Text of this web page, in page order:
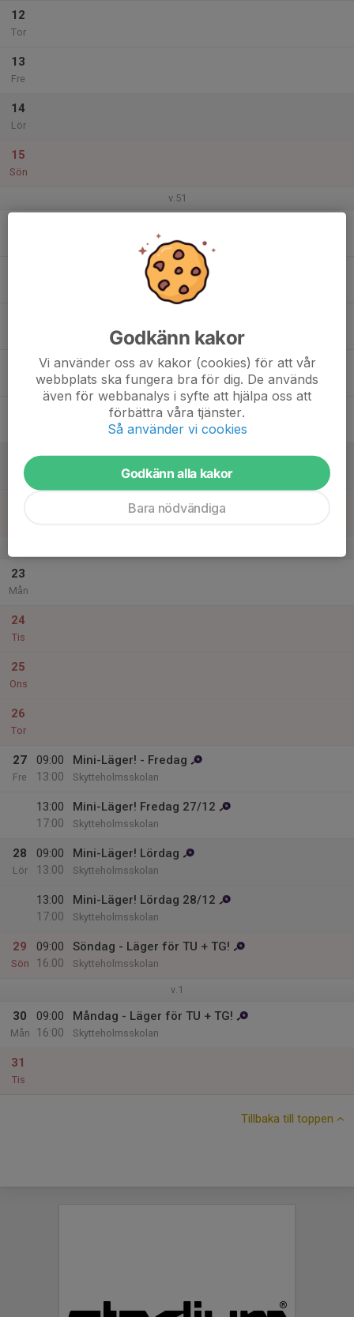
12
Tor
13
Fre
14
Lör
15
Sön
v.51
Sunnanskolan
Lör
23
Mån
24
Tis
25
Ons
26
Tor
27
Fre
09:00
13:00
Mini-Läger! - Fredag
Skytteholmsskolan
13:00
17:00
Mini-Läger! Fredag 27/12
Skytteholmsskolan
28
Lör
09:00
13:00
Mini-Läger! Lördag
Skytteholmsskolan
13:00
17:00
Mini-Läger! Lördag 28/12
Skytteholmsskolan
29
Sön
09:00
16:00
Söndag - Läger för TU + TG!
Skytteholmsskolan
v.1
30
Mån
09:00
16:00
Måndag - Läger för TU + TG!
Skytteholmsskolan
31
Tis
Tillbaka till toppen
Godkänn kakor
Vi använder oss av kakor (cookies) för att vår
webbplats ska fungera bra för dig. De används
även för webbanalys i syfte att hjälpa oss att
förbättra våra tjänster.
Så använder vi cookies
Godkänn alla kakor
Bara nödvändiga